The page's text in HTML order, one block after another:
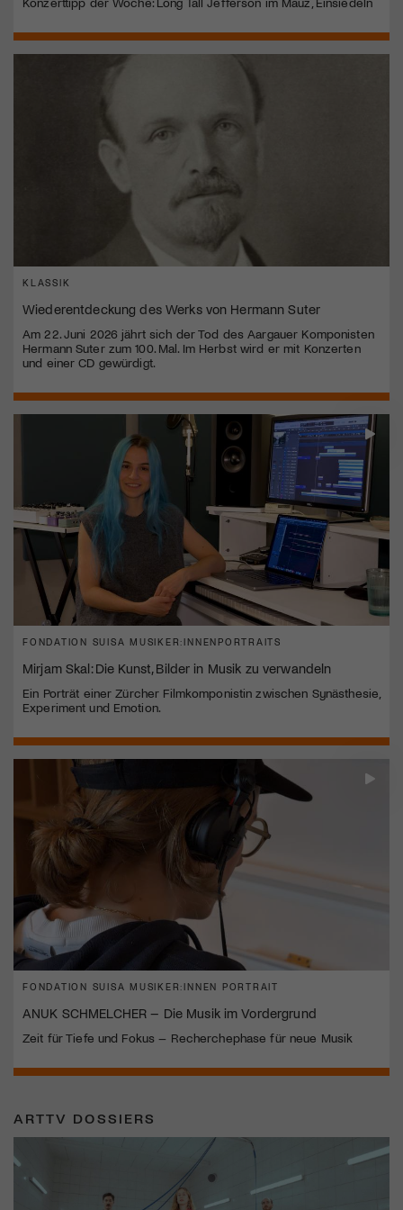
KLASSIK
Wiederentdeckung des Werks von Hermann Suter
Am 22. Juni 2026 jährt sich der Tod des Aargauer Komponisten
Hermann Suter zum 100. Mal. Im Herbst wird er mit Konzerten
und einer CD gewürdigt.
FONDATION SUISA MUSIKER:INNENPORTRAITS
Mirjam Skal: Die Kunst, Bilder in Musik zu verwandeln
Ein Porträt einer Zürcher Filmkomponistin zwischen Synästhesie,
Experiment und Emotion.
FONDATION SUISA MUSIKER:INNEN PORTRAIT
ANUK SCHMELCHER – Die Musik im Vordergrund
Zeit für Tiefe und Fokus – Recherchephase für neue Musik
ARTTV DOSSIERS